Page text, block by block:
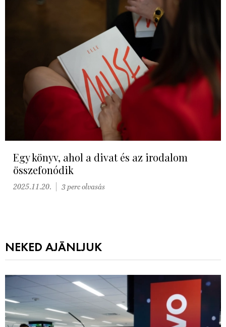
Egy könyv, ahol a divat és az irodalom
összefonódik
2025.11.20. 3 perc olvasás
NEKED AJÁNLJUK